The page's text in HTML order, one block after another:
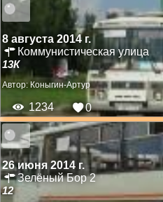
8 августа 2014 г.
Коммунистическая улица
13К
Автор: Коныгин-Артур
1234 0
26 июня 2014 г.
Зелёный Бор 2
12